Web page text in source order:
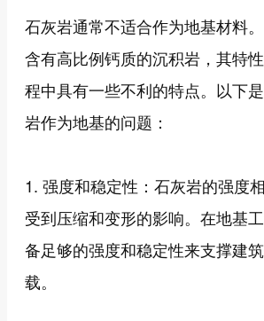
石灰岩通常不适合作为地基材料
含有高比例钙质的沉积岩，其特
程中具有一些不利的特点。以下
岩作为地基的问题：
1. 强度和稳定性：石灰岩的强度
受到压缩和变形的影响。在地基
备足够的强度和稳定性来支撑建
载。